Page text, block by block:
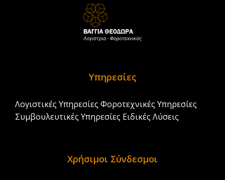
Υπηρεσίες
Λογιστικές Υπηρεσίες Φοροτεχνικές Υπηρεσίες
Συμβουλευτικές Υπηρεσίες Ειδικές Λύσεις
Χρήσιμοι Σύνδεσμοι